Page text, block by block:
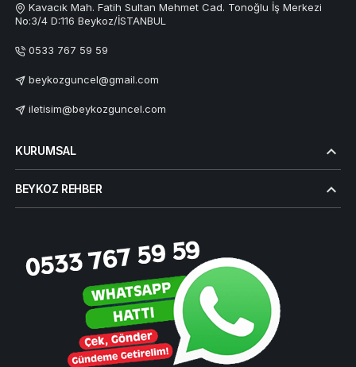
Kavacık Mah. Fatih Sultan Mehmet Cad. Tonoğlu İş Merkezi
No:3/4 D:116 Beykoz/İSTANBUL
0533 767 59 59
beykozguncel@gmail.com
iletisim@beykozguncel.com
KURUMSAL
BEYKOZ REHBER